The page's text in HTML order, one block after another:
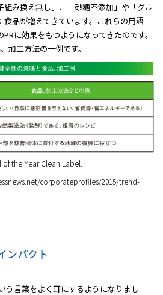
組み換え無し」、「砂糖不添加」や「グル
品が増えてきています。これらの用語
に効果をもつようになってきたのです。
加工方法の一例です。
of the Year:Clean Label.
corporateprofiles/2015/trend-
ンパクト
う言葉をよく耳にするようになりまし